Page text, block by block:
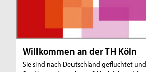
Willkommen an der TH Köln
Sie sind nach Deutschland geflüchtet